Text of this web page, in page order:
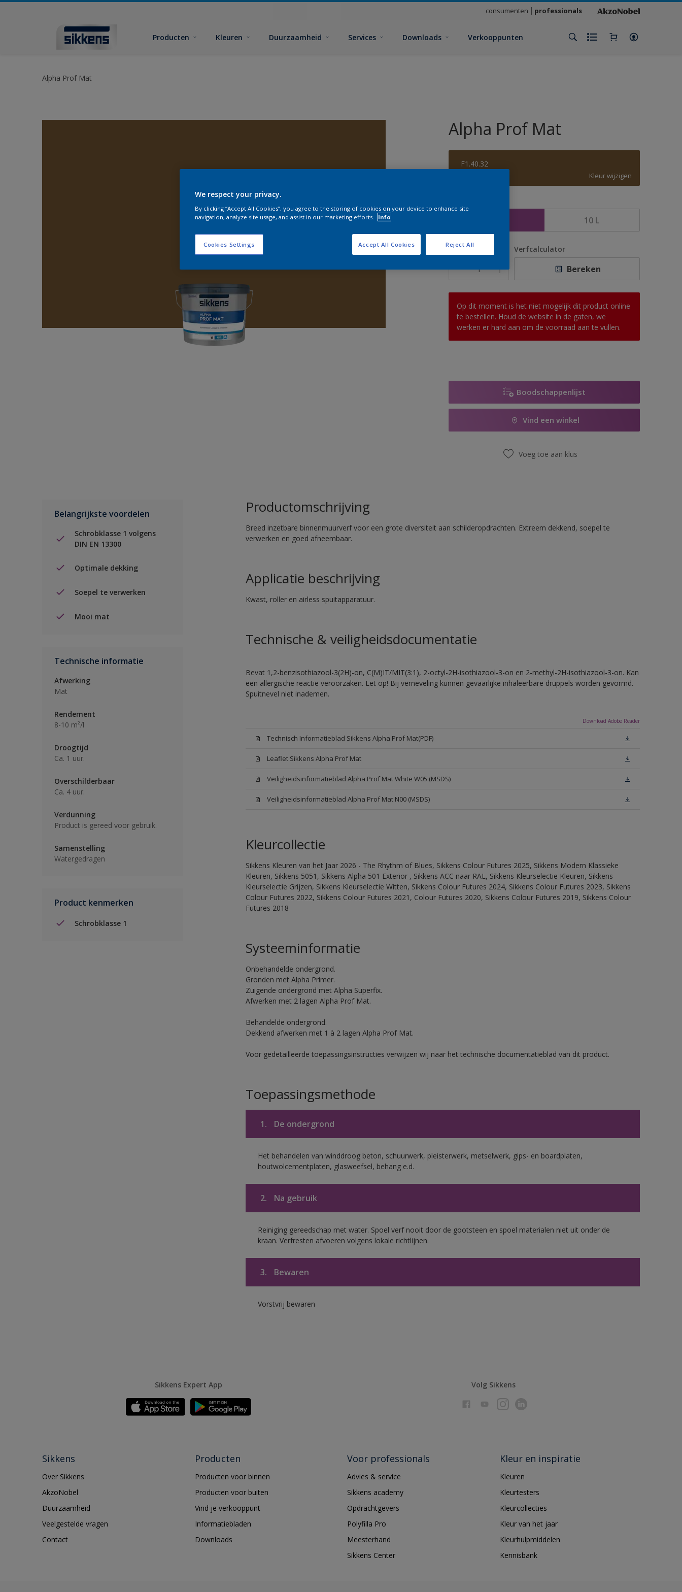
consumenten professionals
Producten Kleuren Duurzaamheid Services Downloads Verkooppunten
Alpha Prof Mat
Alpha Prof Mat
F1.40.32
Kleur wijzigen
10 L
Aantal Verfcalculator
Bereken
Op dit moment is het niet mogelijk dit product online
te bestellen. Houd de website in de gaten, we
werken er hard aan om de voorraad aan te vullen.
Boodschappenlijst
Vind een winkel
Voeg toe aan klus
Belangrijkste voordelen
Schrobklasse 1 volgens
DIN EN 13300
Optimale dekking
Soepel te verwerken
Mooi mat
Technische informatie
Afwerking
Mat
Rendement
8-10 m²/l
Droogtijd
Ca. 1 uur.
Overschilderbaar
Ca. 4 uur.
Verdunning
Product is gereed voor gebruik.
Samenstelling
Watergedragen
Product kenmerken
Schrobklasse 1
Productomschrijving
Breed inzetbare binnenmuurverf voor een grote diversiteit aan schilderopdrachten. Extreem dekkend, soepel te
verwerken en goed afneembaar.
Applicatie beschrijving
Kwast, roller en airless spuitapparatuur.
Technische & veiligheidsdocumentatie
Bevat 1,2-benzisothiazool-3(2H)-on, C(M)IT/MIT(3:1), 2-octyl-2H-isothiazool-3-on en 2-methyl-2H-isothiazool-3-on. Kan
een allergische reactie veroorzaken. Let op! Bij verneveling kunnen gevaarlijke inhaleerbare druppels worden gevormd.
Spuitnevel niet inademen.
Download Adobe Reader
Technisch Informatieblad Sikkens Alpha Prof Mat(PDF)
Leaflet Sikkens Alpha Prof Mat
Veiligheidsinformatieblad Alpha Prof Mat White W05 (MSDS)
Veiligheidsinformatieblad Alpha Prof Mat N00 (MSDS)
Kleurcollectie
Sikkens Kleuren van het Jaar 2026 - The Rhythm of Blues, Sikkens Colour Futures 2025, Sikkens Modern Klassieke
Kleuren, Sikkens 5051, Sikkens Alpha 501 Exterior , Sikkens ACC naar RAL, Sikkens Kleurselectie Kleuren, Sikkens
Kleurselectie Grijzen, Sikkens Kleurselectie Witten, Sikkens Colour Futures 2024, Sikkens Colour Futures 2023, Sikkens
Colour Futures 2022, Sikkens Colour Futures 2021, Colour Futures 2020, Sikkens Colour Futures 2019, Sikkens Colour
Futures 2018
Systeeminformatie
Onbehandelde ondergrond.
Gronden met Alpha Primer.
Zuigende ondergrond met Alpha Superfix.
Afwerken met 2 lagen Alpha Prof Mat.
Behandelde ondergrond.
Dekkend afwerken met 1 à 2 lagen Alpha Prof Mat.
Voor gedetailleerde toepassingsinstructies verwijzen wij naar het technische documentatieblad van dit product.
Toepassingsmethode
1. De ondergrond
Het behandelen van winddroog beton, schuurwerk, pleisterwerk, metselwerk, gips- en boardplaten,
houtwolcementplaten, glasweefsel, behang e.d.
2. Na gebruik
Reiniging gereedschap met water. Spoel verf nooit door de gootsteen en spoel materialen niet uit onder de
kraan. Verfresten afvoeren volgens lokale richtlijnen.
3. Bewaren
Vorstvrij bewaren
Sikkens Expert App Volg Sikkens
Sikkens
Over Sikkens
AkzoNobel
Duurzaamheid
Veelgestelde vragen
Contact
Producten
Producten voor binnen
Producten voor buiten
Vind je verkooppunt
Informatiebladen
Downloads
Voor professionals
Advies & service
Sikkens academy
Opdrachtgevers
Polyfilla Pro
Meesterhand
Sikkens Center
Kleur en inspiratie
Kleuren
Kleurtesters
Kleurcollecties
Kleur van het jaar
Kleurhulpmiddelen
Kennisbank
We respect your privacy.
By clicking “Accept All Cookies”, you agree to the storing of cookies on your device to enhance site
navigation, analyze site usage, and assist in our marketing efforts.
Info
Cookies Settings Reject All
Accept All Cookies